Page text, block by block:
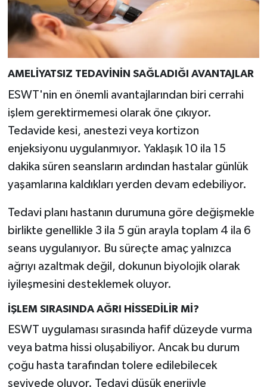
AMELİYATSIZ TEDAVİNİN SAĞLADIĞI AVANTAJLAR
ESWT'nin en önemli avantajlarından biri cerrahi
işlem gerektirmemesi olarak öne çıkıyor.
Tedavide kesi, anestezi veya kortizon
enjeksiyonu uygulanmıyor. Yaklaşık 10 ila 15
dakika süren seansların ardından hastalar günlük
yaşamlarına kaldıkları yerden devam edebiliyor.
Tedavi planı hastanın durumuna göre değişmekle
birlikte genellikle 3 ila 5 gün arayla toplam 4 ila 6
seans uygulanıyor. Bu süreçte amaç yalnızca
ağrıyı azaltmak değil, dokunun biyolojik olarak
iyileşmesini desteklemek oluyor.
İŞLEM SIRASINDA AĞRI HİSSEDİLİR Mİ?
ESWT uygulaması sırasında hafif düzeyde vurma
veya batma hissi oluşabiliyor. Ancak bu durum
çoğu hasta tarafından tolere edilebilecek
seviyede oluyor. Tedavi düşük enerjiyle